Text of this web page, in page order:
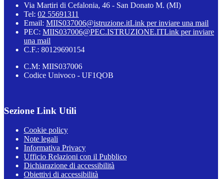
Via Martiri di Cefalonia, 46 - San Donato M. (MI)
Tel: 02 55691311
Email: MIIS037006@istruzione.itLink per inviare una mail
PEC: MIIS037006@PEC.ISTRUZIONE.ITLink per inviare
una mail
C.F.: 80129690154
C.M: MIIS037006
Codice Univoco - UF1QOB
Sezione Link Utili
Cookie policy
Note legali
Informativa Privacy
Ufficio Relazioni con il Pubblico
Dichiarazione di accessibilità
Obiettivi di accessibilità